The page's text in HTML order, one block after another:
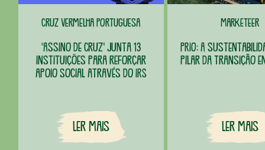
Cruz Vermelha Portuguesa
"Assino de Cruz" junta 13
instituições para reforçar
apoio social através do IRS
Ler Mais
Marketeer
PRIO: A
pilar da transição
Ler Mais